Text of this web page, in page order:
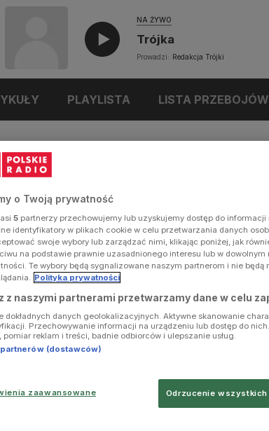
NA ŻYWO
Trójka
Prowadzi: Redakcja Trójki
PLAYLISTA LISTA
o Twoją prywatność
5 partnerzy przechowujemy lub uzyskujemy dostęp do
identyfikatory w plikach cookie w celu przetwarzania danych
swoje wybory lub zarządzać nimi, klikając poniżej, jak
na podstawie prawnie uzasadnionego interesu lub w
Te wybory będą sygnalizowane naszym partnerom i nie będą
Polityka prywatności
z naszymi partnerami przetwarzamy dane w celu
dokładnych danych geolokalizacyjnych. Aktywne skanowanie
Przechowywanie informacji na urządzeniu lub dostęp do
pomiar reklam i treści, badnie odbiorców i ulepszanie usług.
(dostawców)
zaawansowane Odrzucenie wszystkich